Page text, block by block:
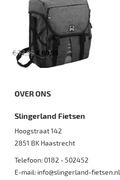
€ 72,95€ 69,95
OVER ONS
Slingerland Fietsen
Hoogstraat 142
2851 BK Haastrecht
Telefoon: 0182 - 502452
E-mail: info@slingerland-fietsen.nl